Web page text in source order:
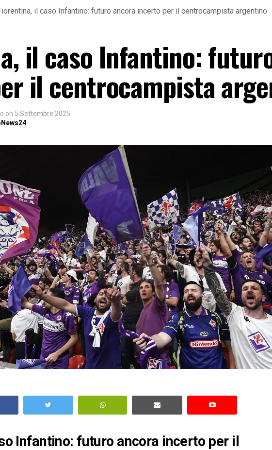
il caso Infantino: futuro ancora incerto per il centrocampista argentino
il caso Infantino:
il centrocampista
on 5 Settembre 2025
Infantino: futuro ancora incerto per il